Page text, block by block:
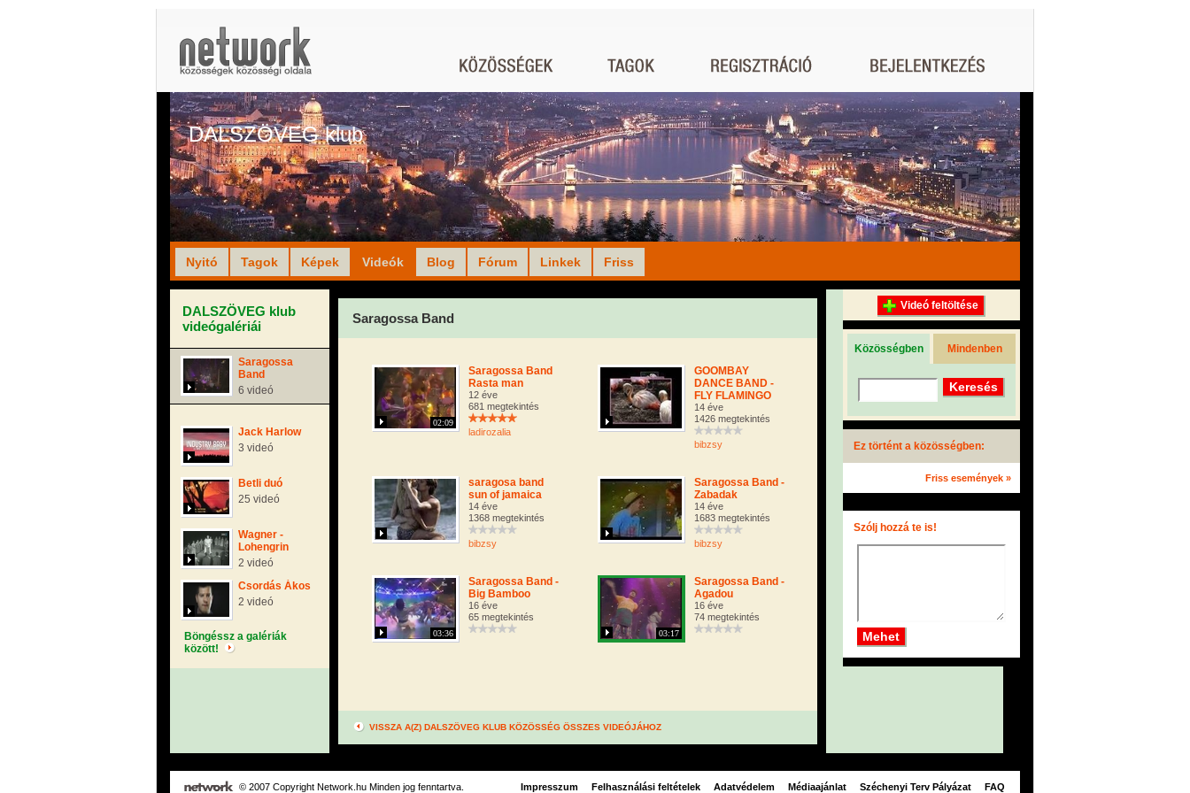
DALSZÖVEG klub
Nyitó Tagok Képek Videók Blog Fórum Linkek Friss
DALSZÖVEG klub
videógalériái
Saragossa
Band
6 videó
Jack Harlow
3 videó
Betli duó
25 videó
Wagner -
Lohengrin
2 videó
Csordás Ákos
2 videó
Böngéssz a galériák
között!
Saragossa Band
02:09
Saragossa Band
Rasta man
12 éve
681 megtekintés
ladirozalia
GOOMBAY
DANCE BAND -
FLY FLAMINGO
14 éve
1426 megtekintés
bibzsy
saragosa band
sun of jamaica
14 éve
1368 megtekintés
bibzsy
Saragossa Band -
Zabadak
14 éve
1683 megtekintés
bibzsy
03:36
Saragossa Band -
Big Bamboo
16 éve
65 megtekintés
03:17
Saragossa Band -
Agadou
16 éve
74 megtekintés
VISSZA A(Z) DALSZÖVEG KLUB KÖZÖSSÉG ÖSSZES VIDEÓJÁHOZ
Videó feltöltése
Közösségben Mindenben
Ez történt a közösségben:
Friss események »
Szólj hozzá te is!
© 2007 Copyright Network.hu Minden jog fenntartva. Impresszum Felhasználási feltételek Adatvédelem Médiaajánlat Széchenyi Terv Pályázat FAQ